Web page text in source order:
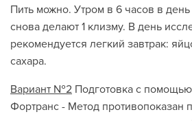
Пить можно. Утром в 6 часов в
снова делают 1 клизму. В день
рекомендуется легкий завтрак:
сахара.
Вариант №2 Подготовка с
Фортранс - Метод противопоказан